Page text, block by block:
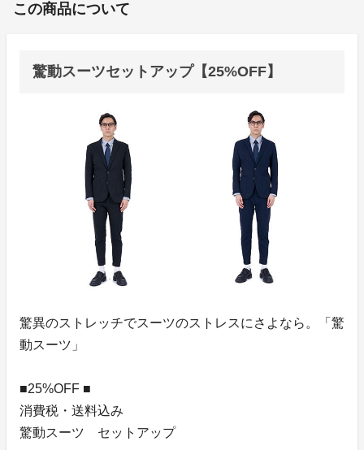
この商品について
驚動スーツセットアップ【25%OFF】
驚異のストレッチでスーツのストレスにさよなら。「驚
動スーツ」
■25%OFF ■
消費税・送料込み
驚動スーツ セットアップ